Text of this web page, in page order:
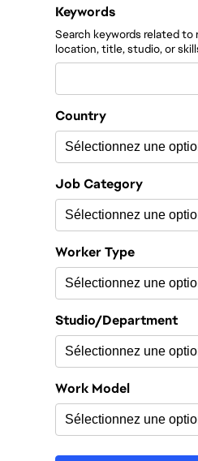
Filtrer les postes par
Keywords
Search keywords related to
location, title, studio, or
Country
Job Category
Worker Type
Studio/Department
Work Model